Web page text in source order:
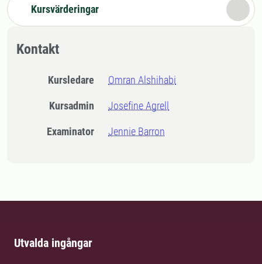
Kursvärderingar
Kontakt
Kursledare Omran Alshihabi
Kursadmin Josefine Agrell
Examinator Jennie Barron
Utvalda ingångar